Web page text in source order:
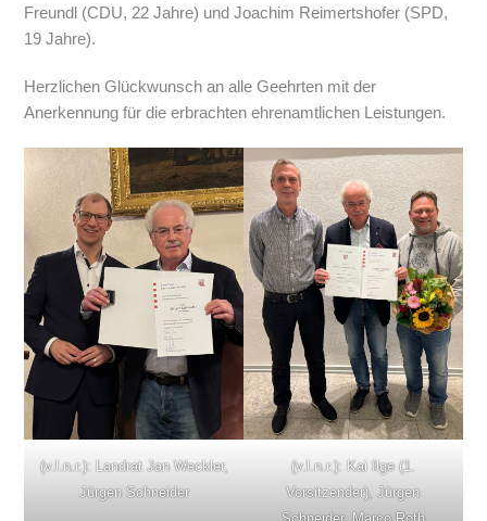
Freundl (CDU, 22 Jahre) und Joachim Reimertshofer (SPD,
19 Jahre).
Herzlichen Glückwunsch an alle Geehrten mit der
Anerkennung für die erbrachten ehrenamtlichen Leistungen.
(v.l.n.r.): Landrat Jan Weckler,
Jürgen Schneider
(v.l.n.r.): Kai Ilge (1.
Vorsitzender), Jürgen